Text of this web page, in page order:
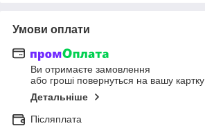
Умови оплати
Ви отримаєте замовлення
або гроші повернуться на вашу картку
Детальніше
Післяплата